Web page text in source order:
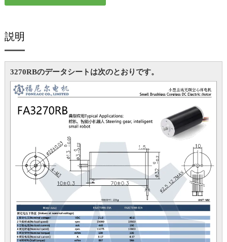
説明
3270RBのデータシートは次のとおりです。